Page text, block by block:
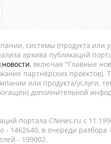
системы (продукта или
архива публикаций
новости, включая "Главные
партнёрских
или продукта/услуги,
дополнительной
портала CNews.ru c
1462640, в очереди разбора
- 199002.